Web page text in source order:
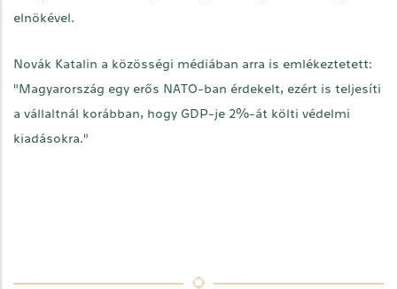
elnökével.
Novák Katalin a közösségi médiában arra is emlékeztetett:
"Magyarország egy erős NATO-ban érdekelt, ezért is teljesíti
a vállaltnál korábban, hogy GDP-je 2%-át költi védelmi
kiadásokra."